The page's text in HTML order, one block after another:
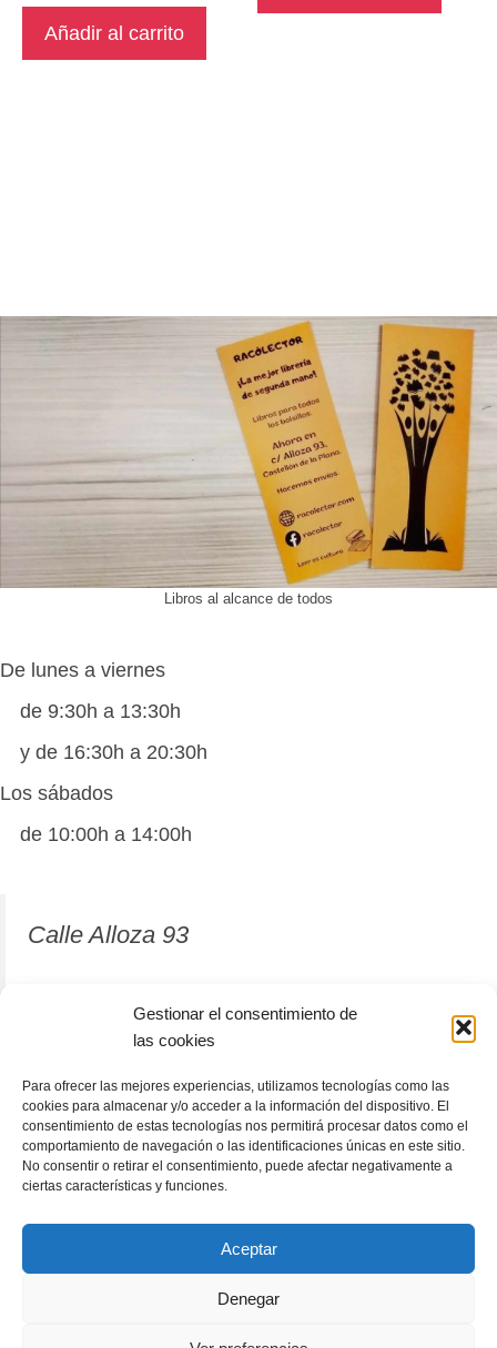
Gestionar el consentimiento de
las cookies
Para ofrecer las mejores experiencias, utilizamos tecnologías como las
cookies para almacenar y/o acceder a la información del dispositivo. El
consentimiento de estas tecnologías nos permitirá procesar datos como el
comportamiento de navegación o las identificaciones únicas en este sitio.
No consentir o retirar el consentimiento, puede afectar negativamente a
ciertas características y funciones.
Aceptar
Denegar
Añadir al carrito
Libros al alcance de todos
De lunes a viernes
de 9:30h a 13:30h
y de 16:30h a 20:30h
Los sábados
de 10:00h a 14:00h
Calle Alloza 93
12001 Castellón de la Plana
964 81 37 63